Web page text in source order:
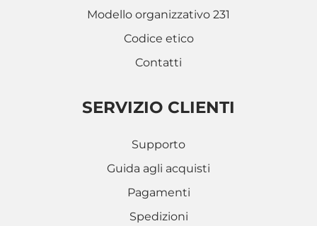
Modello organizzativo 231
Codice etico
Contatti
SERVIZIO CLIENTI
Supporto
Guida agli acquisti
Pagamenti
Spedizioni